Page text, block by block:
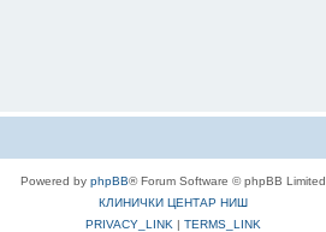
Powered by phpBB® Forum Software © phpBB Limited
КЛИНИЧКИ ЦЕНТАР НИШ
PRIVACY_LINK | TERMS_LINK